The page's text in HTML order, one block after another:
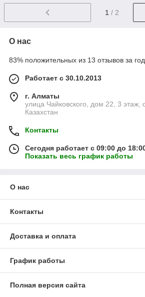
1 / 2
О нас
83% положительных из 13 отзывов за год
Работает с 30.10.2013
г. Алматы
улица Чайковского, дом 22, 3 этаж,
Казахстан
Контакты
Сегодня работает с 09:00 до
Показать весь график работы
О нас
Контакты
Доставка и оплата
График работы
Полная версия сайта